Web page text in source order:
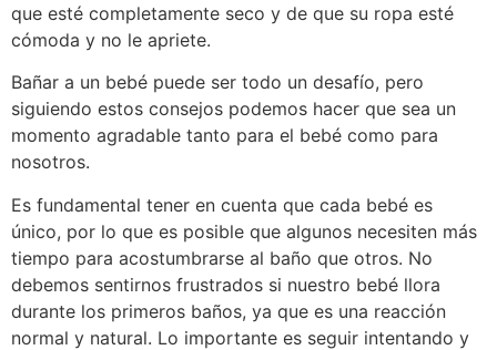
que esté completamente seco y de que su ropa esté
cómoda y no le apriete.
Bañar a un bebé puede ser todo un desafío, pero
siguiendo estos consejos podemos hacer que sea un
momento agradable tanto para el bebé como para
nosotros.
Es fundamental tener en cuenta que cada bebé es
único, por lo que es posible que algunos necesiten más
tiempo para acostumbrarse al baño que otros. No
debemos sentirnos frustrados si nuestro bebé llora
durante los primeros baños, ya que es una reacción
normal y natural. Lo importante es seguir intentando y